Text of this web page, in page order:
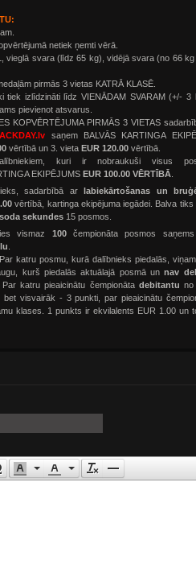
netiek ņemti vērā.
vieglā svara (līdz 65 kg), vidējā svara (no 66
pirmās 3 vietas KATRĀ KLASĒ.
tiek izlīdzināti līdz VIENĀDAM SVARAM (+/-
pievienot atsvarus.
KOPVĒRTĒJUMA PIRMĀS 3 VIETAS
saņem BALVĀS KARTINGA
vērtībā un 3. vieta EUR 120.00 vērtībā.
kuri ir nobraukuši visus
EKIPĒJUMS EUR 100.00 VĒRTĪBĀ
sadarbībā ar
labiekārtošanas un
vērtībā, kartinga ekipējuma iegādei. Balva
sekundes 15 posmos.
vismaz 100čempionāta posmos
Par katru posmu, kurā dalībnieks piedalās,
kurš piedalās aktuālajā posmā unnav
katru pieaicinātu čempionātadebitantu
visvairāk - 3 punkti, par pieaicinātu
klases. 1 punkts ir ekvilalents EUR 1.00 un